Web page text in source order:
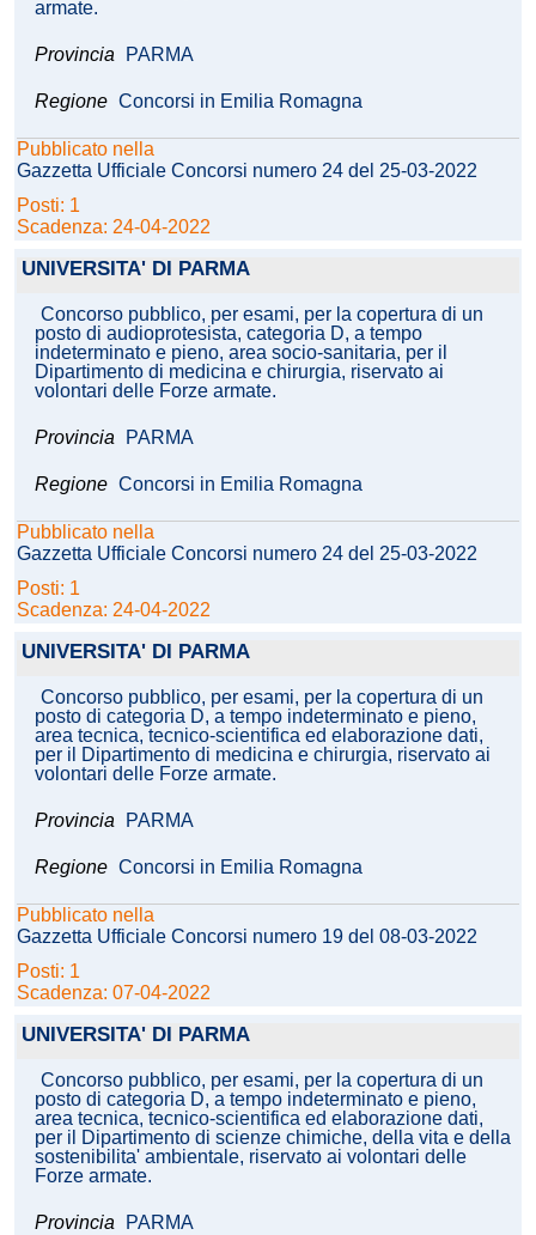
armate.
Provincia PARMA
Regione Concorsi in Emilia Romagna
Pubblicato nella
Gazzetta Ufficiale Concorsi numero 24 del 25-03-2022
Posti: 1
Scadenza: 24-04-2022
UNIVERSITA' DI PARMA
Concorso pubblico, per esami, per la copertura di un
posto di audioprotesista, categoria D, a tempo
indeterminato e pieno, area socio-sanitaria, per il
Dipartimento di medicina e chirurgia, riservato ai
volontari delle Forze armate.
Provincia PARMA
Regione Concorsi in Emilia Romagna
Pubblicato nella
Gazzetta Ufficiale Concorsi numero 24 del 25-03-2022
Posti: 1
Scadenza: 24-04-2022
UNIVERSITA' DI PARMA
Concorso pubblico, per esami, per la copertura di un
posto di categoria D, a tempo indeterminato e pieno,
area tecnica, tecnico-scientifica ed elaborazione dati,
per il Dipartimento di medicina e chirurgia, riservato ai
volontari delle Forze armate.
Provincia PARMA
Regione Concorsi in Emilia Romagna
Pubblicato nella
Gazzetta Ufficiale Concorsi numero 19 del 08-03-2022
Posti: 1
Scadenza: 07-04-2022
UNIVERSITA' DI PARMA
Concorso pubblico, per esami, per la copertura di un
posto di categoria D, a tempo indeterminato e pieno,
area tecnica, tecnico-scientifica ed elaborazione dati,
per il Dipartimento di scienze chimiche, della vita e della
sostenibilita' ambientale, riservato ai volontari delle
Forze armate.
Provincia PARMA